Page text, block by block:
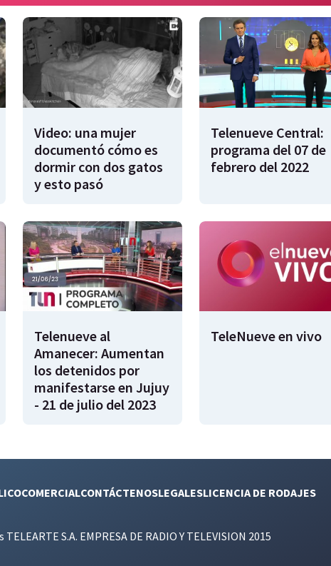
Video: una mujer
documentó cómo es
dormir con dos gatos
y esto pasó
Telenueve Central:
programa del 07 de
febrero del 2022
Telenueve al
Amanecer: Aumentan
los detenidos por
manifestarse en Jujuy
- 21 de julio del 2023
TeleNueve en vivo
COMERCIALCONTÁCTENOSLEGALESLICENCIA DE RODAJES
S.A. EMPRESA DE RADIO Y TELEVISION 2015